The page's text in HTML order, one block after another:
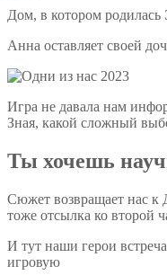
Дом, в котором родилась
Анна оставляет своей
Игра не давала нам
Зная, какой сложный
Ты хочешь
Сюжет возвращает нас к
тоже отсылка ко второй
И тут наши герои
игровую